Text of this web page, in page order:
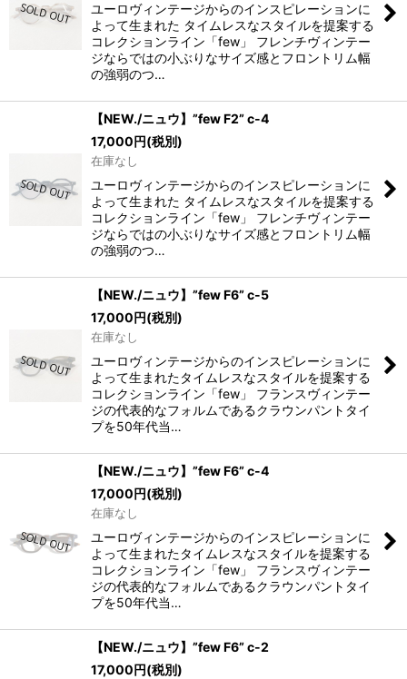
ユーロヴィンテージからのインスピレーションに
よって生まれた タイムレスなスタイルを提案する
コレクションライン「few」 フレンチヴィンテー
ジならではの小ぶりなサイズ感とフロントリム幅
の強弱のつ…
【NEW./ニュウ】”few F2” c-4
17,000円(税別)
在庫なし
ユーロヴィンテージからのインスピレーションに
よって生まれた タイムレスなスタイルを提案する
コレクションライン「few」 フレンチヴィンテー
ジならではの小ぶりなサイズ感とフロントリム幅
の強弱のつ…
【NEW./ニュウ】”few F6” c-5
17,000円(税別)
在庫なし
ユーロヴィンテージからのインスピレーションに
よって生まれたタイムレスなスタイルを提案する
コレクションライン「few」 フランスヴィンテー
ジの代表的なフォルムであるクラウンパントタイ
プを50年代当…
【NEW./ニュウ】”few F6” c-4
17,000円(税別)
在庫なし
ユーロヴィンテージからのインスピレーションに
よって生まれたタイムレスなスタイルを提案する
コレクションライン「few」 フランスヴィンテー
ジの代表的なフォルムであるクラウンパントタイ
プを50年代当…
【NEW./ニュウ】”few F6” c-2
17,000円(税別)